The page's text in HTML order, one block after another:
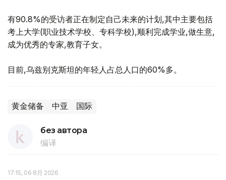
有90.8%的受访者正在制定自己未来的计划,其中主要包括
考上大学(职业技术学校、专科学校),顺利完成学业,做生意,
成为优秀的专家,教育子女。
目前,乌兹别克斯坦的年轻人占总人口的60%多。
黄金储备 中亚 国际
без автора
编译
17:15, 06 8月 2026